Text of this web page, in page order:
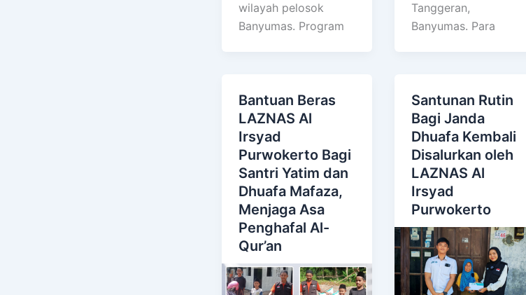
wilayah pelosok
Banyumas. Program
Tanggeran,
Banyumas. Para
Bantuan Beras
LAZNAS Al
Irsyad
Purwokerto Bagi
Santri Yatim dan
Dhuafa Mafaza,
Menjaga Asa
Penghafal Al-
Qur’an
Santunan Rutin
Bagi Janda
Dhuafa Kembali
Disalurkan oleh
LAZNAS Al
Irsyad
Purwokerto